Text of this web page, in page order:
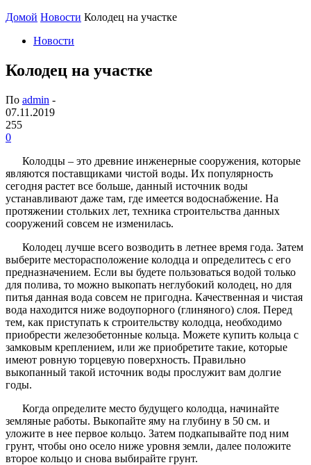
Домой Новости Колодец на участке
Новости
Колодец на участке
По admin -
07.11.2019
255
0
Колодцы – это древние инженерные сооружения, которые
являются поставщиками чистой воды. Их популярность
сегодня растет все больше, данный источник воды
устанавливают даже там, где имеется водоснабжение. На
протяжении стольких лет, техника строительства данных
сооружений совсем не изменилась.
Колодец лучше всего возводить в летнее время года. Затем
выберите месторасположение колодца и определитесь с его
предназначением. Если вы будете пользоваться водой только
для полива, то можно выкопать неглубокий колодец, но для
питья данная вода совсем не пригодна. Качественная и чистая
вода находится ниже водоупорного (глиняного) слоя. Перед
тем, как приступать к строительству колодца, необходимо
приобрести железобетонные кольца. Можете купить кольца с
замковым креплением, или же приобретите такие, которые
имеют ровную торцевую поверхность. Правильно
выкопанный такой источник воды прослужит вам долгие
годы.
Когда определите место будущего колодца, начинайте
земляные работы. Выкопайте яму на глубину в 50 см. и
уложите в нее первое кольцо. Затем подкапывайте под ним
грунт, чтобы оно осело ниже уровня земли, далее положите
второе кольцо и снова выбирайте грунт.